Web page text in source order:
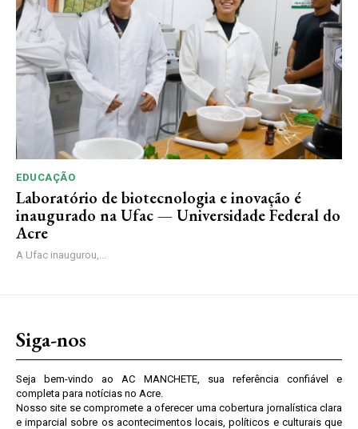
EDUCAÇÃO
Laboratório de biotecnologia e inovação é
inaugurado na Ufac — Universidade Federal do
Acre
A Ufac inaugurou,...
Siga-nos
Seja bem-vindo ao AC MANCHETE, sua referência confiável e
completa para notícias no Acre.
Nosso site se compromete a oferecer uma cobertura jornalística clara
e imparcial sobre os acontecimentos locais, políticos e culturais que